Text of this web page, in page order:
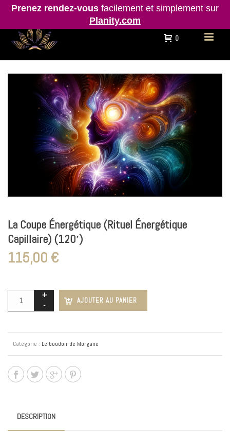
0
La Coupe Énergétique (Rituel Énergétique
Capillaire) (120′)
115,00 €
AJOUTER AU PANIER
Catégorie : Le boudoir de Morgane
DESCRIPTION
Prenez rendez-vous facilement et simplement sur
Planity.com